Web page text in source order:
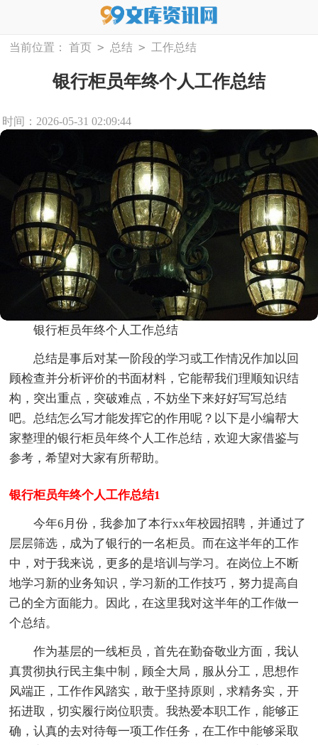
当前位置： 首页 > 总结 > 工作总结
银行柜员年终个人工作总结
时间：2026-05-31 02:09:44
银行柜员年终个人工作总结
总结是事后对某一阶段的学习或工作情况作加以回
顾检查并分析评价的书面材料，它能帮我们理顺知识结
构，突出重点，突破难点，不妨坐下来好好写写总结
吧。总结怎么写才能发挥它的作用呢？以下是小编帮大
家整理的银行柜员年终个人工作总结，欢迎大家借鉴与
参考，希望对大家有所帮助。
银行柜员年终个人工作总结1
今年6月份，我参加了本行xx年校园招聘，并通过了
层层筛选，成为了银行的一名柜员。而在这半年的工作
中，对于我来说，更多的是培训与学习。在岗位上不断
地学习新的业务知识，学习新的工作技巧，努力提高自
己的全方面能力。因此，在这里我对这半年的工作做一
个总结。
作为基层的一线柜员，首先在勤奋敬业方面，我认
真贯彻执行民主集中制，顾全大局，服从分工，思想作
风端正，工作作风踏实，敢于坚持原则，求精务实，开
拓进取，切实履行岗位职责。我热爱本职工作，能够正
确，认真的去对待每一项工作任务，在工作中能够采取